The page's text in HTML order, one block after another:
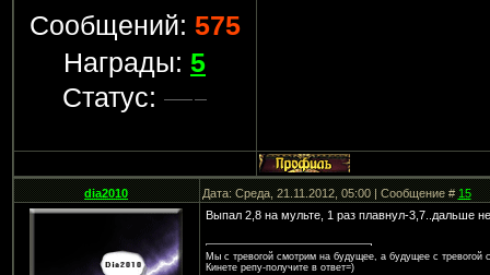
Сообщений: 575
Награды: 5
Статус:
dia2010 Дата: Среда, 21.11.2012, 05:00 | Сообщение #15
Выпал 2,8 на мульте, 1 раз плавнул-3,7..дальше
Мы с тревогой смотрим на будущее, а будущее с тревогой
Кинете репу-получите в ответ=)